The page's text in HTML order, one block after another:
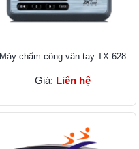
Máy chấm công vân tay TX 628
Giá: Liên hệ